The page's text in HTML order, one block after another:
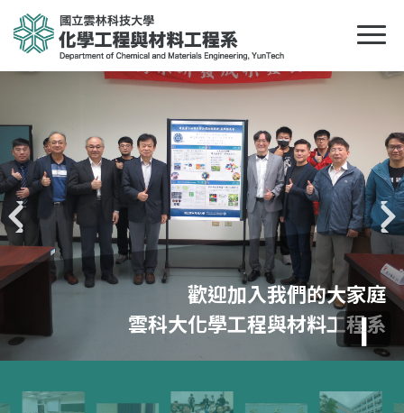
Pr
evious
歡迎加入我們的大家庭
雲科大化學工程與材料工程系
歡迎加入我們的大家庭
雲科大化學工程與材料工程系
歡迎加入我們的大家庭
雲科大化學工程與材料工程系
歡迎加入我們的大家庭
雲科大化學工程與材料工程系
N
ext
❚
❚